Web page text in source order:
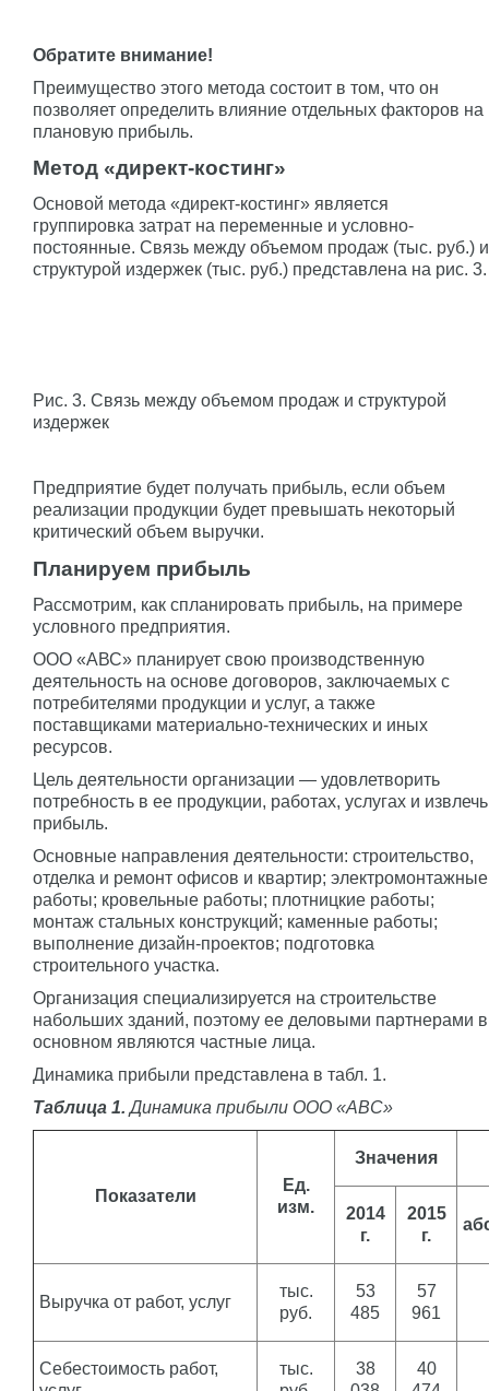
Обратите внимание!
Преимущество этого метода состоит в том, что он
позволяет определить влияние отдельных факторов на
плановую прибыль.
Метод «директ-костинг»
Основой метода «директ-костинг» является
группировка затрат на переменные и условно-
постоянные. Связь между объемом продаж (тыс. руб.) и
структурой издержек (тыс. руб.) представлена на рис. 3.
Рис. 3. Связь между объемом продаж и структурой
издержек
Предприятие будет получать прибыль, если объем
реализации продукции будет превышать некоторый
критический объем выручки.
Планируем прибыль
Рассмотрим, как спланировать прибыль, на примере
условного предприятия.
ООО «АВС» планирует свою производственную
деятельность на основе договоров, заключаемых с
потребителями продукции и услуг, а также
поставщиками материально-технических и иных
ресурсов.
Цель деятельности организации — удовлетворить
потребность в ее продукции, работах, услугах и извлечь
прибыль.
Основные направления деятельности: строительство,
отделка и ремонт офисов и квартир; электромонтажные
работы; кровельные работы; плотницкие работы;
монтаж стальных конструкций; каменные работы;
выполнение дизайн-проектов; подготовка
строительного участка.
Организация специализируется на строительстве
набольших зданий, поэтому ее деловыми партнерами в
основном являются частные лица.
Динамика прибыли представлена в табл. 1.
Таблица 1. Динамика прибыли ООО «АВС»
Показатели
Ед.
изм.
Значения
2014
г.
2015
г.
Выручка от работ, услуг
тыс.
руб.
53
485
57
961
Себестоимость работ,
тыс.
38
40